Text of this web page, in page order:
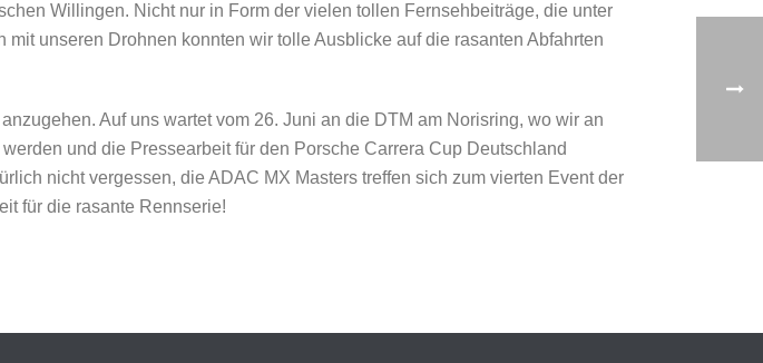
Willingen. Nicht nur in Form der vielen tollen Fernsehbeiträge, die unter
unseren Drohnen konnten wir tolle Ausblicke auf die rasanten Abfahrten
Auf uns wartet vom 26. Juni an die DTM am Norisring, wo wir an
und die Pressearbeit für den Porsche Carrera Cup Deutschland
nicht vergessen, die ADAC MX Masters treffen sich zum vierten Event der
für die rasante Rennserie!